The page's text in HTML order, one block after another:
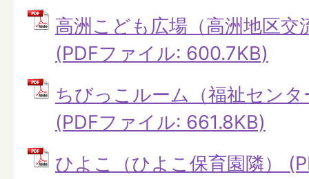
高洲こども広場（高洲地区交
(PDFファイル: 600.7KB)
ちびっこルーム（福祉セン
(PDFファイル: 661.8KB)
ひよこ（ひよこ保育園隣）